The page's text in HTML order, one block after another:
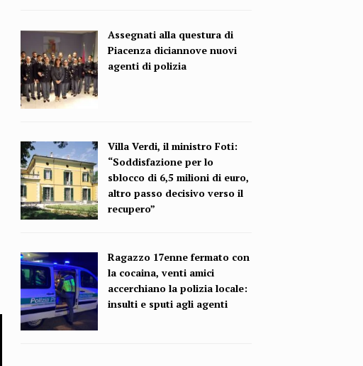
Assegnati alla questura di
Piacenza diciannove nuovi
agenti di polizia
Villa Verdi, il ministro Foti:
“Soddisfazione per lo
sblocco di 6,5 milioni di euro,
altro passo decisivo verso il
recupero”
Ragazzo 17enne fermato con
la cocaina, venti amici
accerchiano la polizia locale:
insulti e sputi agli agenti